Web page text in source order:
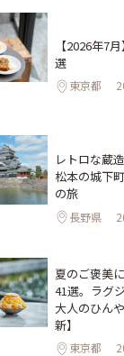
【2026年7
選
東京都
レトロな蔵
松本の城下
の旅
長野県
夏のご褒美
41選。ラグ
大人のひん
新】
東京都